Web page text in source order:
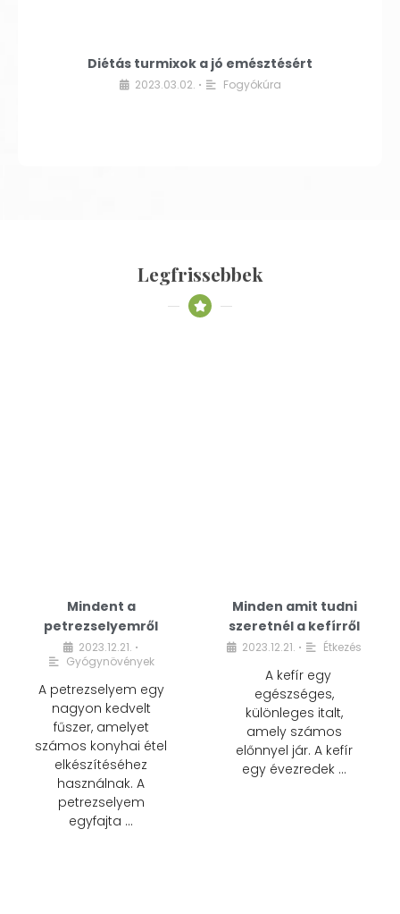
Diétás turmixok a jó emésztésért
2023.03.02. • Fogyókúra
Legfrissebbek
Mindent a
petrezselyemről
2023.12.21. •
Gyógynövények
A petrezselyem egy
nagyon kedvelt
fűszer, amelyet
számos konyhai étel
elkészítéséhez
használnak. A
petrezselyem
egyfajta …
Minden amit tudni
szeretnél a kefírről
2023.12.21. • Étkezés
A kefír egy
egészséges,
különleges italt,
amely számos
előnnyel jár. A kefír
egy évezredek …